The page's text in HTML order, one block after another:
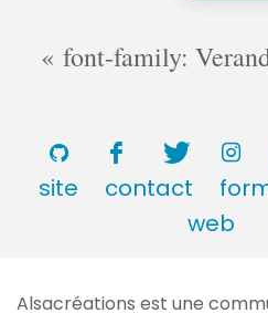
font-family:
site
contact
web
Alsacréations est une